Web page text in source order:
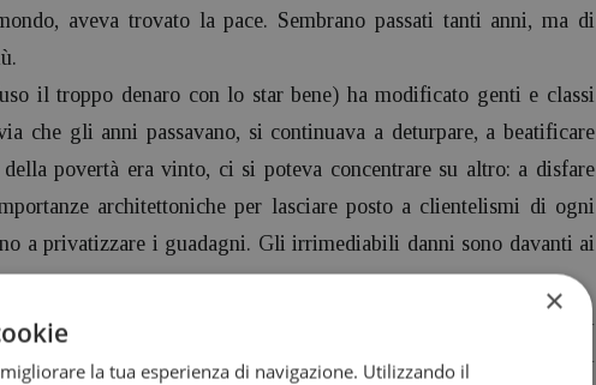
aveva trovato la pace. Sembrano passati tanti anni, ma di
il troppo denaro con lo star bene) ha modificato genti e classi
che gli anni passavano, si continuava a deturpare, a beatificare
povertà era vinto, ci si poteva concentrare su altro: a disfare
architettoniche per lasciare posto a clientelismi di ogni
a privatizzare i guadagni. Gli irrimediabili danni sono davanti ai
continuo e sconsiderato di quella che una volta era la simbiosi
non avere fine. Le forti lobby economiche, i rimbalzi dei
×
la tua esperienza di navigazione. Utilizzando il